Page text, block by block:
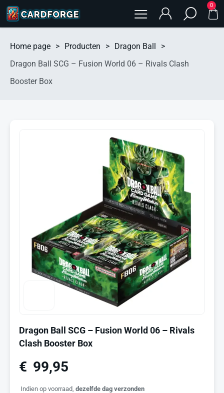
0
Home page > Producten > Dragon Ball
>
Dragon Ball SCG – Fusion World 06 – Rivals Clash
Booster Box
Dragon Ball SCG – Fusion World 06 – Rivals
Clash Booster Box
€ 99,95
Indien op voorraad, dezelfde dag verzonden